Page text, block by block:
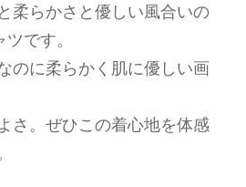
柔らかさと優しい風合いの
です。
のに柔らかく肌に優しい画
さ。ぜひこの着心地を体感